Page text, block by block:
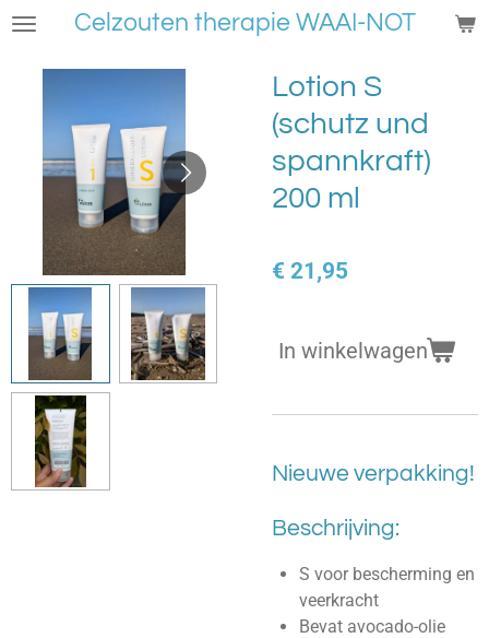
Ga
naar
hoofdinhoud
Celzouten therapie WAAI-NOT
Lotion S
(schutz und
spannkraft)
200 ml
€ 21,95
In winkelwagen
Nieuwe verpakking!
Beschrijving:
S voor bescherming en
veerkracht
Bevat avocado-olie